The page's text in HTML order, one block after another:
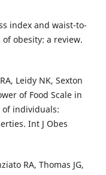
index and waist-to-
obesity: a review.
Leidy NK, Sexton
of Food Scale in
of individuals:
Int J Obes
RA, Thomas JG,